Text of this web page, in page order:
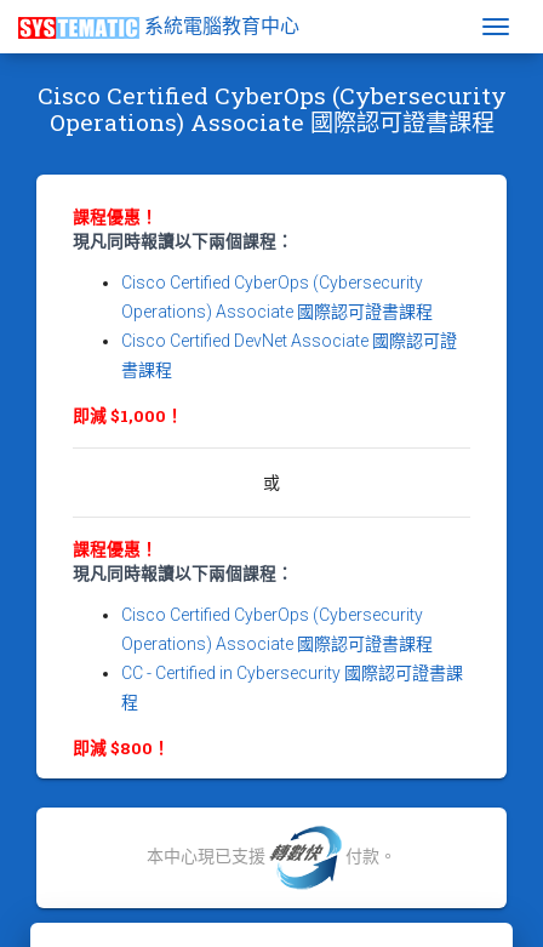
系統電腦教育中心
Cisco Certified CyberOps (Cybersecurity
Operations) Associate 國際認可證書課程
課程優惠！
現凡同時報讀以下兩個課程：
Cisco Certified CyberOps (Cybersecurity
Operations) Associate 國際認可證書課程
Cisco Certified DevNet Associate 國際認可證
書課程
即減 $1,000！
或
課程優惠！
現凡同時報讀以下兩個課程：
Cisco Certified CyberOps (Cybersecurity
Operations) Associate 國際認可證書課程
CC - Certified in Cybersecurity 國際認可證書課
程
即減 $800！
本中心現已支援 付款。